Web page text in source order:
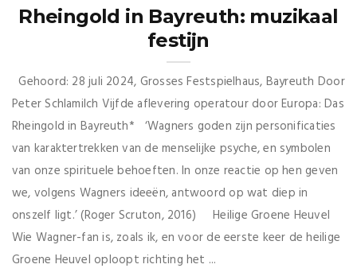
Rheingold in Bayreuth: muzikaal
festijn
Gehoord: 28 juli 2024, Grosses Festspielhaus, Bayreuth Door
Peter Schlamilch Vijfde aflevering operatour door Europa: Das
Rheingold in Bayreuth* ‘Wagners goden zijn personificaties
van karaktertrekken van de menselijke psyche, en symbolen
van onze spirituele behoeften. In onze reactie op hen geven
we, volgens Wagners ideeën, antwoord op wat diep in
onszelf ligt.’ (Roger Scruton, 2016) Heilige Groene Heuvel
Wie Wagner-fan is, zoals ik, en voor de eerste keer de heilige
Groene Heuvel oploopt richting het ...